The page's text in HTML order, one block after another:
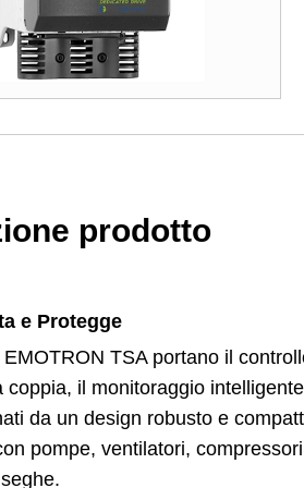
prodotto
e Protegge
TSA portano il
coppia, il monitoraggio
da un design robusto e
pompe, ventilatori,